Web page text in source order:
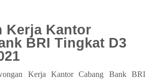
Kerja Kantor
BRI Tingkat D3
Kerja Kantor Cabang Bank BRI